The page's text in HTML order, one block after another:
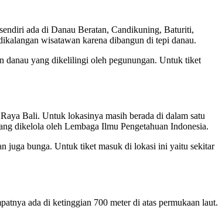
ada di Danau Beratan, Candikuning, Baturiti,
wisatawan karena dibangun di tepi danau.
danau yang dikelilingi oleh pegunungan. Untuk tiket
Bali. Untuk lokasinya masih berada di dalam satu
dikelola oleh Lembaga Ilmu Pengetahuan Indonesia.
juga bunga. Untuk tiket masuk di lokasi ini yaitu sekitar
ada di ketinggian 700 meter di atas permukaan laut.